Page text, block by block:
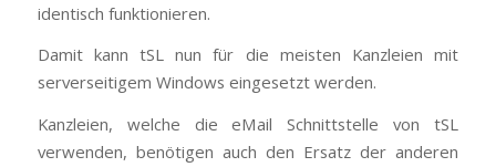
identisch funktionieren.
Damit kann tSL nun für die meisten Kanzleien mit
serverseitigem Windows eingesetzt werden.
Kanzleien, welche die eMail Schnittstelle von tSL
verwenden, benötigen auch den Ersatz der anderen